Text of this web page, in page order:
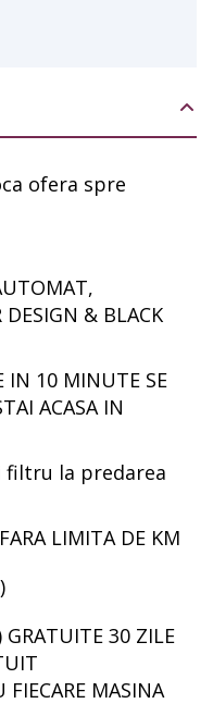
ofera spre
& BLACK
IN 10 MINUTE SE
ACASA IN
filtru la predarea
LIMITA DE KM
GRATUITE 30 ZILE
FIECARE MASINA